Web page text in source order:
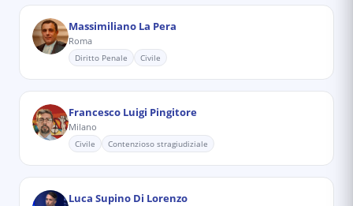
Massimiliano La Pera
Roma
Diritto Penale Civile
Francesco Luigi Pingitore
Milano
Civile Contenzioso stragiudiziale
Luca Supino Di Lorenzo